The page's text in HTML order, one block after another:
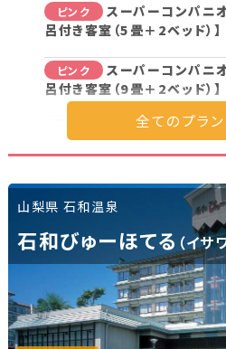
ピンク
スーパーコンパニ
呂付き客室（5畳＋2ベッド）】
ピンク
スーパーコンパニ
呂付き客室（9畳＋2ベッド）】
スーパーコンパニ
ピンク
【一人宴会】スー
120分
ピンク
【一人宴会】スーパ
120分【露天風呂付き客室（5
ピンク
【一人宴会】スーパ
120分【露天風呂付き客室（9
山梨県 石和温泉
石和びゅーほてる （イサ